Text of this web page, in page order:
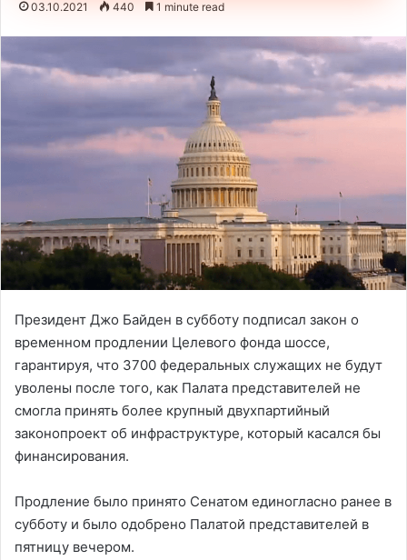
03.10.2021 440 1 minute read
Президент Джо Байден в субботу подписал закон о
временном продлении Целевого фонда шоссе,
гарантируя, что 3700 федеральных служащих не будут
уволены после того, как Палата представителей не
смогла принять более крупный двухпартийный
законопроект об инфраструктуре, который касался бы
финансирования.
Продление было принято Сенатом единогласно ранее в
субботу и было одобрено Палатой представителей в
пятницу вечером.